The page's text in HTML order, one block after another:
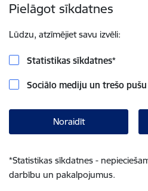
Pielāgot sīkdatnes
Lūdzu, atzīmējiet savu izvēli:
Statistikas sīkdatnes*
Sociālo mediju un trešo
Noraidīt
*Statistikas sīkdatnes -
darbību un pakalpojumus.